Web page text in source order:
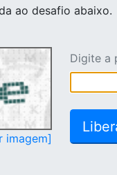
ao desafio abaixo.
imagem]
Digite a